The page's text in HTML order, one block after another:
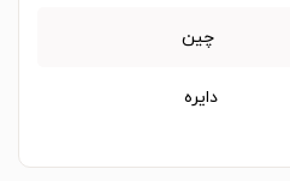
چین
دایره